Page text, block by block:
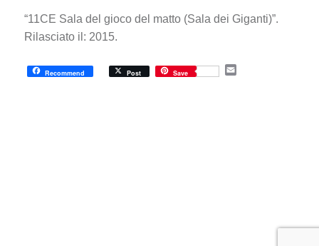
“11CE Sala del gioco del matto (Sala dei Giganti)”.
Rilasciato il: 2015.
Recommend Post Save